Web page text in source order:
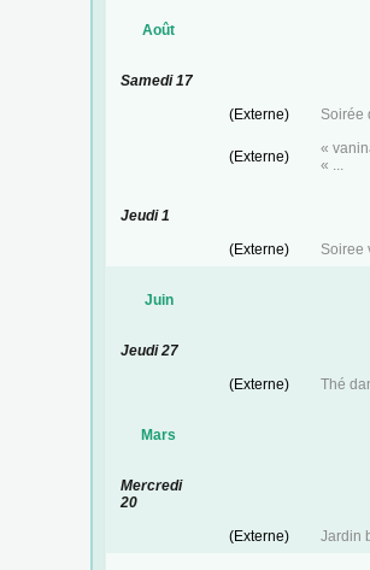
Août
Samedi 17
(Externe)
Soirée
(Externe)
«
« ...
Jeudi 1
(Externe)
Soiree
Juin
Jeudi 27
(Externe)
Thé
Mars
Mercredi
20
(Externe)
Jardin